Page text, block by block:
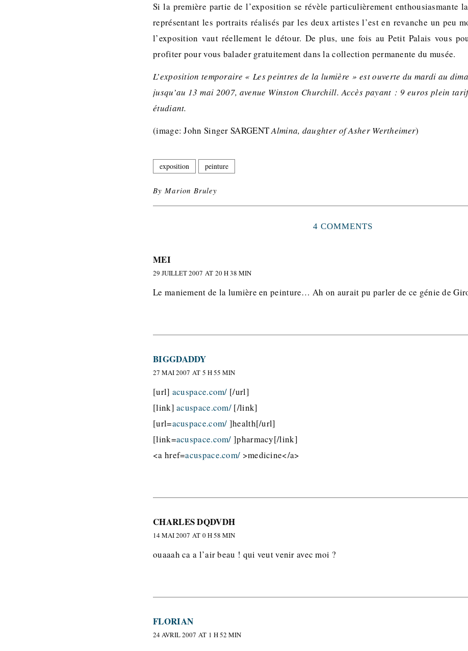
Si la première partie de l’exposition se révèle particulièrement enthousiasmante
représentant les portraits réalisés par les deux artistes l’est en revanche un peu
l’exposition vaut réellement le détour. De plus, une fois au Petit Palais vous
profiter pour vous balader gratuitement dans la collection permanente du musée.
L’exposition temporaire « Les peintres de la lumière » est ouverte du mardi au
jusqu’au 13 mai 2007, avenue Winston Churchill. Accès payant : 9 euros plein
étudiant.
(image: John Singer SARGENTAlmina, daughter of Asher Wertheimer)
exposition peinture
ByMarion Bruley
4 COMMENTS
MEI
29 JUILLET 2007 AT 20 H 38 MIN
Le maniement de la lumière en peinture… Ah on aurait pu parler de ce génie de
BIGGDADDY
27 MAI 2007 AT 5 H 55 MIN
[url] acuspace.com/ [/url]
[link]acuspace.com/ [/link]
[url=acuspace.com/ ]health[/url]
[link=acuspace.com/ ]pharmacy[/link]
<a href=acuspace.com/ >medicine</a>
CHARLES DQDVDH
14 MAI 2007 AT 0 H 58 MIN
ouaaah ca a l’air beau ! qui veut venir avec moi ?
FLORIAN
24 AVRIL 2007 AT 1 H 52 MIN